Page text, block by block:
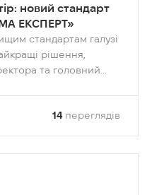
новий стандарт
ЕКСПЕРТ»
стандартам галузі
рішення,
та головний
14переглядів